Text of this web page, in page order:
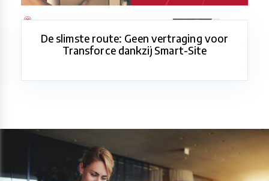
De slimste route: Geen vertraging voor
Transforce dankzij Smart-Site